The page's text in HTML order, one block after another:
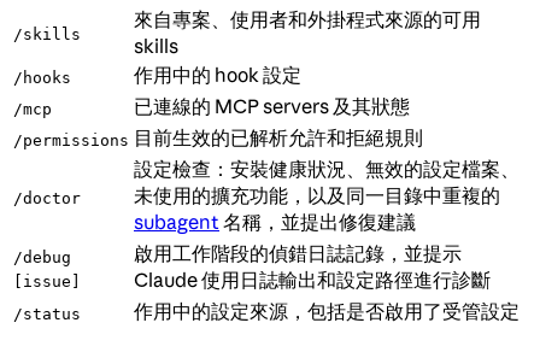
/skills
來自專案、使用者和外掛程式來源的可用
skills
/hooks 作用中的 hook 設定
/mcp 已連線的 MCP servers 及其狀態
/permissions 目前生效的已解析允許和拒絕規則
/doctor
設定檢查：安裝健康狀況、無效的設定檔案、
未使用的擴充功能，以及同一目錄中重複的
subagent名稱，並提出修復建議
/debug
[issue]
啟用工作階段的偵錯日誌記錄，並提示
Claude 使用日誌輸出和設定路徑進行診斷
/status 作用中的設定來源，包括是否啟用了受管設定